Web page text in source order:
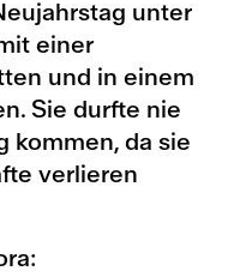
unter
einer
und in einem
Sie durfte nie
kommen, da sie
verlieren